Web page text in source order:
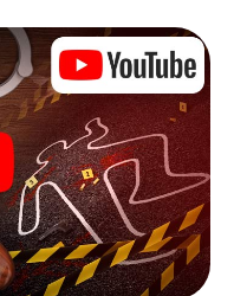
die mit der Tat in
zum Mörder. An jedem
kommen so Stück für
Anders als bei
bestimmen also
an der frischen Luft
mit ganz neuen
interaktive Krimi